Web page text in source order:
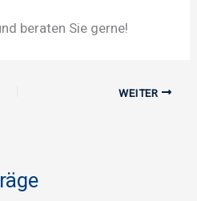
beraten Sie gerne!
WEITER